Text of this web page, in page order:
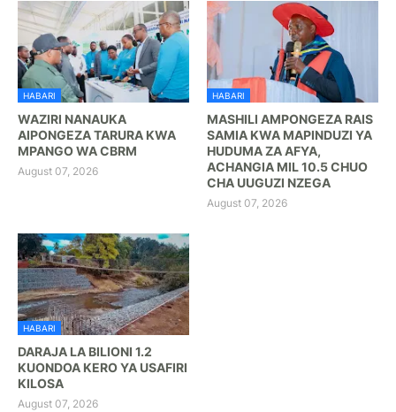
HABARI
WAZIRI NANAUKA
AIPONGEZA TARURA KWA
MPANGO WA CBRM
August 07, 2026
HABARI
MASHILI AMPONGEZA RAIS
SAMIA KWA MAPINDUZI YA
HUDUMA ZA AFYA,
ACHANGIA MIL 10.5 CHUO
CHA UUGUZI NZEGA
August 07, 2026
HABARI
DARAJA LA BILIONI 1.2
KUONDOA KERO YA USAFIRI
KILOSA
August 07, 2026